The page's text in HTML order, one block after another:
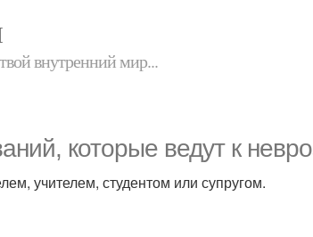
внутренний мир...
которые ведут к
учителем, студентом или супругом.